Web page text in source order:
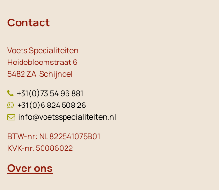
Contact
Voets Specialiteiten
Heidebloemstraat 6
5482 ZA Schijndel
+31(0)73 54 96 881
+31(0)6 824 508 26
info@voetsspecialiteiten.nl
BTW-nr: NL 822541075B01
KVK-nr. 50086022
Over ons